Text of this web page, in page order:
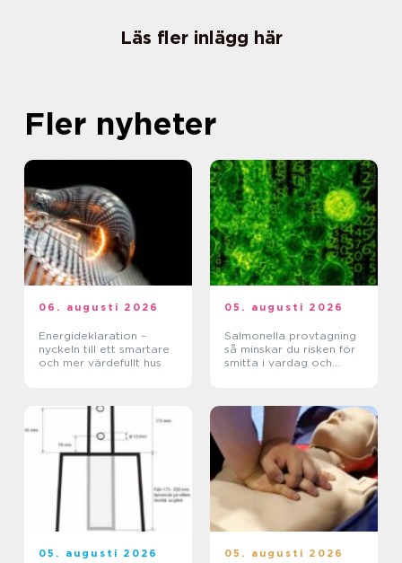
Läs fler inlägg här
Fler nyheter
06. augusti 2026
Energideklaration –
nyckeln till ett smartare
och mer värdefullt hus
05. augusti 2026
Salmonella provtagning
så minskar du risken för
smitta i vardag och
05. augusti 2026 05. augusti 2026